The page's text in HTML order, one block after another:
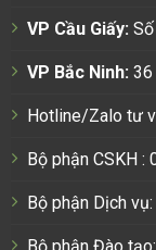
VP Cầu Giấy:
VP Bắc Ninh: 36
Hotline/Zalo tư
Bộ phận CSKH :
Bộ phận Dịch